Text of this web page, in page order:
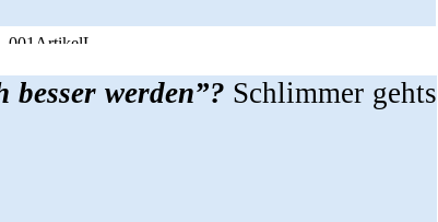
werden”? Schlimmer gehts